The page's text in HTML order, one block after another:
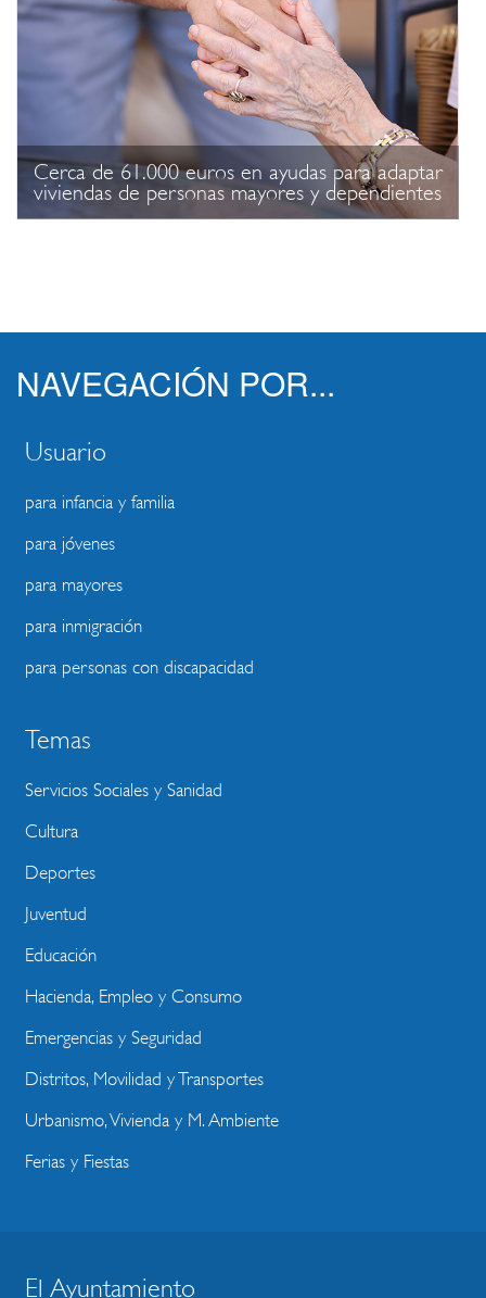
Cerca de 61.000 euros en ayudas para adaptar
viviendas de personas mayores y dependientes
NAVEGACIÓN POR...
Usuario
para infancia y familia
para jóvenes
para mayores
para inmigración
para personas con discapacidad
Temas
Servicios Sociales y Sanidad
Cultura
Deportes
Juventud
Educación
Hacienda, Empleo y Consumo
Emergencias y Seguridad
Distritos, Movilidad y Transportes
Urbanismo, Vivienda y M. Ambiente
Ferias y Fiestas
El Ayuntamiento